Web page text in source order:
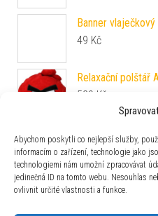
Abychom poskytli co nejlepší služby,
informacím o zařízení, technologie jako
technologiemi nám umožní zpracovávat
jedinečná ID na tomto webu. Nesouhlas
ovlivnit určité vlastnosti a funkce.
Banner
49 Kč
Relaxační polštář
529 Kč
59 Kč
Ubrousky